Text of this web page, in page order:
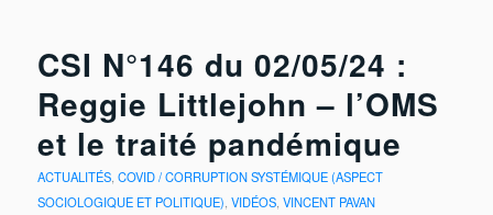
CSI N°146 du 02/05/24 :
Reggie Littlejohn – l’OMS
et le traité pandémique
ACTUALITÉS, COVID / CORRUPTION SYSTÉMIQUE (ASPECT
SOCIOLOGIQUE ET POLITIQUE), VIDÉOS, VINCENT PAVAN